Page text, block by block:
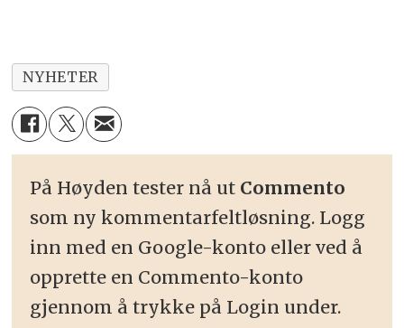
NYHETER
På Høyden tester nå ut Commento
som ny kommentarfeltløsning. Logg
inn med en Google-konto eller ved å
opprette en Commento-konto
gjennom å trykke på Login under.